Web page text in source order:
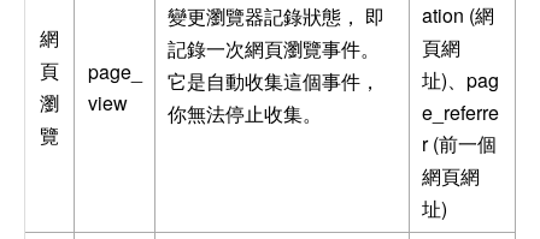
網
頁
瀏
覽
page_
view
變更瀏覽器記錄狀態，
即
記錄一次網頁瀏覽事件。
它是自動收集這個事件，
你無法停止收集。
ation (網
頁網
址)
pag
e_referre
r (前一個
網頁網
址)